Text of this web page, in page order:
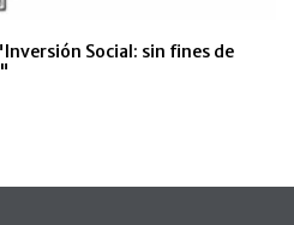
Social: sin fines de